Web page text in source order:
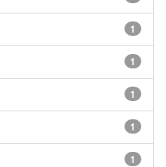
1
1
1
1
1